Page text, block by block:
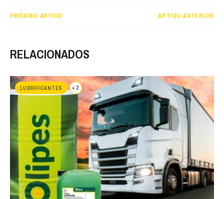
PRÓXIMO ARTIGO ARTIGO ANTERIOR
RELACIONADOS
LUBRIFICANTES + 2